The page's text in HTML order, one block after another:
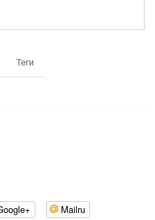
Теги
Mailru